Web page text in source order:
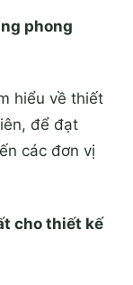
phong
hiểu về thiết
để đạt
các đơn vị
cho thiết kế